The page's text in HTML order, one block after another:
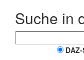
Suche in